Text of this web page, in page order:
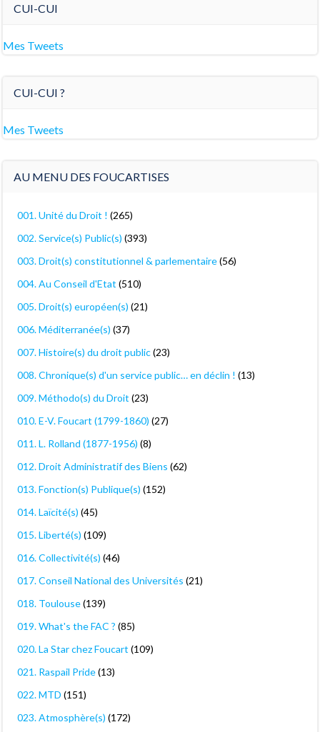
CUI-CUI
Mes Tweets
CUI-CUI ?
Mes Tweets
AU MENU DES FOUCARTISES
001. Unité du Droit ! (265)
002. Service(s) Public(s) (393)
003. Droit(s) constitutionnel & parlementaire(56)
004. Au Conseil d'Etat (510)
005. Droit(s) européen(s) (21)
006. Méditerranée(s) (37)
007. Histoire(s) du droit public(23)
008. Chronique(s) d'un service public… en déclin ! (13)
009. Méthodo(s) du Droit (23)
010. E-V. Foucart (1799-1860) (27)
011. L. Rolland (1877-1956) (8)
012. Droit Administratif des Biens (62)
013. Fonction(s) Publique(s) (152)
014. Laïcité(s) (45)
015. Liberté(s) (109)
016. Collectivité(s) (46)
017. Conseil National des Universités (21)
018. Toulouse(139)
019. What's the FAC ? (85)
020. La Star chez Foucart (109)
021. Raspail Pride(13)
022. MTD (151)
023. Atmosphère(s) (172)